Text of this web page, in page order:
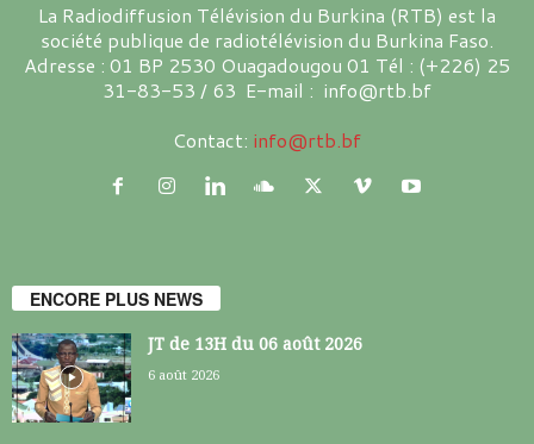
La Radiodiffusion Télévision du Burkina (RTB) est la
société publique de radiotélévision du Burkina Faso.
Adresse : 01 BP 2530 Ouagadougou 01 Tél : (+226) 25
31-83-53 / 63 E-mail : info@rtb.bf
Contact: info@rtb.bf
ENCORE PLUS NEWS
JT de 13H du 06 août 2026
6 août 2026